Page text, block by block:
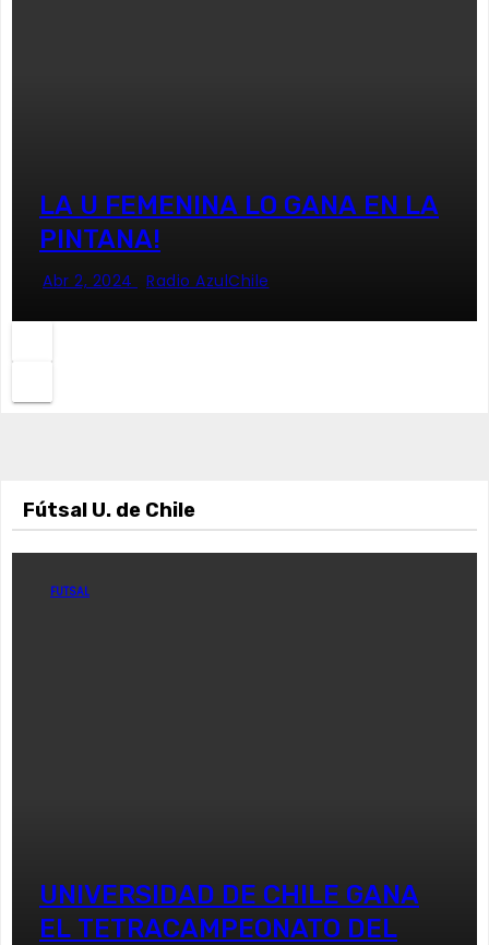
LA U FEMENINA LO GANA EN LA
PINTANA!
Abr 2, 2024 Radio AzulChile
Fútsal U. de Chile
FUTSAL
UNIVERSIDAD DE CHILE GANA
EL TETRACAMPEONATO DEL